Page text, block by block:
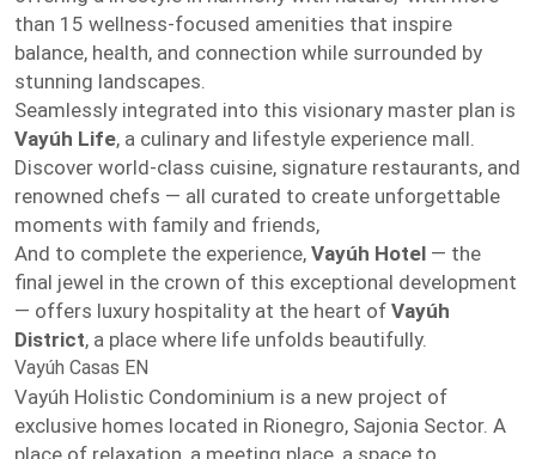
than 15 wellness-focused amenities that inspire
balance, health, and connection while surrounded by
stunning landscapes.
Seamlessly integrated into this visionary master plan is
Vayúh Life, a culinary and lifestyle experience mall.
Discover world-class cuisine, signature restaurants, and
renowned chefs — all curated to create unforgettable
moments with family and friends,
And to complete the experience, Vayúh Hotel — the
final jewel in the crown of this exceptional development
— offers luxury hospitality at the heart of Vayúh
District, a place where life unfolds beautifully.
Vayúh Casas EN
Vayúh Holistic Condominium is a new project of
exclusive homes located in Rionegro, Sajonia Sector. A
place of relaxation, a meeting place, a space to